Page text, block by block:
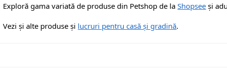
Exploră gama variată de produse din Petshop de laShopsee și
Vezi și alte produse și lucruri pentru casă și gradină.